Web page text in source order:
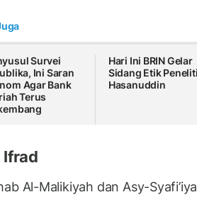
Survei
Ini Saran
Agar Bank
Terus
Hari Ini BRIN Gelar
Sidang Etik Peneliti
Hasanuddin
Ifrad
Al-Malikiyah dan Asy-